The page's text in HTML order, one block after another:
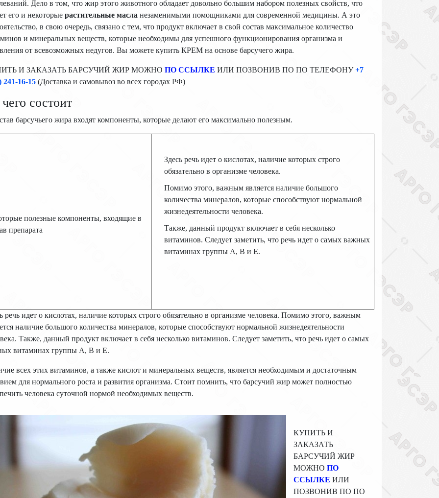
Дело в том, что жир этого животного обладает довольно большим набором полезных свойств, что
его и некоторые растительные масла незаменимыми помощниками для современной медицины. А это
в свою очередь, связано с тем, что продукт включает в свой состав максимальное количество
и минеральных веществ, которые необходимы для успешного функционирования организма и
от всевозможных недугов. Вы можете купить КРЕМ на основе барсучего жира.
И ЗАКАЗАТЬ БАРСУЧИЙ ЖИР МОЖНО ПО ССЫЛКЕ ИЛИ ПОЗВОНИВ ПО ПО ТЕЛЕФОНУ+7
241-16-15 (Доставка и самовывоз во всех городах РФ)
состоит
барсучьего жира входят компоненты, которые делают его максимально полезным.
полезные компоненты, входящие в
препарата
Здесь речь идет о кислотах, наличие которых строго
обязательно в организме человека.
Помимо этого, важным является наличие большого
количества минералов, которые способствуют нормальной
жизнедеятельности человека.
Также, данный продукт включает в себя несколько
витаминов. Следует заметить, что речь идет о самых важных
витаминах группы А, В и Е.
речь идет о кислотах, наличие которых строго обязательно в организме человека. Помимо этого, важным
наличие большого количества минералов, которые способствуют нормальной жизнедеятельности
Также, данный продукт включает в себя несколько витаминов. Следует заметить, что речь идет о самых
витаминах группы А, В и Е.
всех этих витаминов, а также кислот и минеральных веществ, является необходимым и достаточным
для нормального роста и развития организма. Стоит помнить, что барсучий жир может полностью
человека суточной нормой необходимых веществ.
КУПИТЬ И
ЗАКАЗАТЬ
БАРСУЧИЙ ЖИР
МОЖНО ПО
ССЫЛКЕ ИЛИ
ПОЗВОНИВ ПО ПО